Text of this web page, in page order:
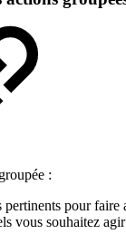
:
pour faire
vous souhaitez agir